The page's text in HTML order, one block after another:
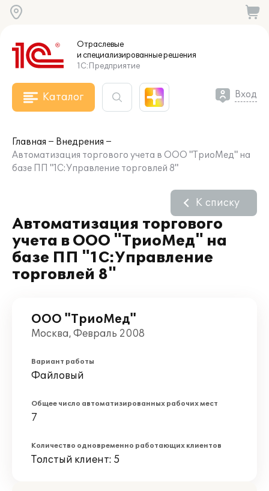
Отраслевые
и специализированныерешения
1С:Предприятие
Каталог Вход
Главная
Внедрения
Автоматизация торгового учета в ООО "ТриоМед" на
базе ПП "1С:Управление торговлей 8"
Автоматизация торгового
учета в ООО "ТриоМед" на
базе ПП "1С:Управление
торговлей 8"
К списку
ООО "ТриоМед"
Москва, Февраль 2008
Вариант работы
Файловый
Общее число автоматизированных рабочих мест
7
Количество одновременно работающих клиентов
Толстый клиент: 5